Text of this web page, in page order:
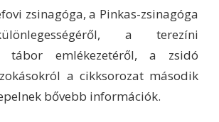
zsinagóga, a Pinkas-zsinagóga
a terezíni
tábor emlékezetéről, a zsidó
a cikksorozat második
bővebb információk.